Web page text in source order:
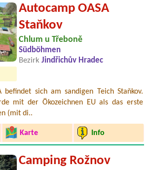
Autocamp OASA
Staňkov
Chlum u Třeboně
Südböhmen
Bezirk Jindřichův Hradec
befindet sich am sandigen Teich Staňkov.
mit der Ökozeichnen EU als das erste
(mit di..
Karte Info
Camping Rožnov